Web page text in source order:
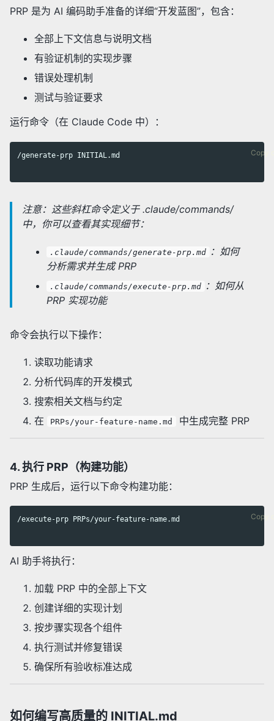
PRP 是为 AI 编码助手准备的详细“开发蓝图”，包含：
全部上下文信息与说明文档
有验证机制的实现步骤
错误处理机制
测试与验证要求
运行命令（在 Claude Code 中）：
Copy
/generate-prp INITIAL.md
注意：这些斜杠命令定义于 .claude/commands/
中，你可以查看其实现细节：
.claude/commands/generate-prp.md ：如何
分析需求并生成 PRP
.claude/commands/execute-prp.md ：如何从
PRP 实现功能
命令会执行以下操作：
读取功能请求
分析代码库的开发模式
搜索相关文档与约定
在
PRPs/your-feature-name.md 中生成完整 PRP
4. 执行 PRP（构建功能）
PRP 生成后，运行以下命令构建功能：
Copy
/execute-prp PRPs/your-feature-name.md
AI 助手将执行：
加载 PRP 中的全部上下文
创建详细的实现计划
按步骤实现各个组件
执行测试并修复错误
确保所有验收标准达成
如何编写高质量的 INITIAL.md